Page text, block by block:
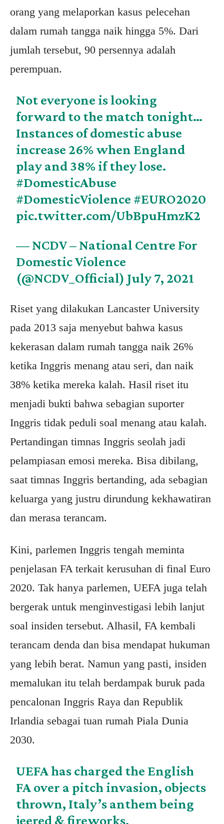
orang yang melaporkan kasus pelecehan
dalam rumah tangga naik hingga 5%. Dari
jumlah tersebut, 90 persennya adalah
perempuan.
Not everyone is looking
forward to the match tonight…
Instances of domestic abuse
increase 26% when England
play and 38% if they lose.
#DomesticAbuse
#DomesticViolence #EURO2020
pic.twitter.com/UbBpuHmzK2
— NCDV – National Centre For
Domestic Violence
(@NCDV_Official) July 7, 2021
Riset yang dilakukan Lancaster University
pada 2013 saja menyebut bahwa kasus
kekerasan dalam rumah tangga naik 26%
ketika Inggris menang atau seri, dan naik
38% ketika mereka kalah. Hasil riset itu
menjadi bukti bahwa sebagian suporter
Inggris tidak peduli soal menang atau kalah.
Pertandingan timnas Inggris seolah jadi
pelampiasan emosi mereka. Bisa dibilang,
saat timnas Inggris bertanding, ada sebagian
keluarga yang justru dirundung kekhawatiran
dan merasa terancam.
Kini, parlemen Inggris tengah meminta
penjelasan FA terkait kerusuhan di final Euro
2020. Tak hanya parlemen, UEFA juga telah
bergerak untuk menginvestigasi lebih lanjut
soal insiden tersebut. Alhasil, FA kembali
terancam denda dan bisa mendapat hukuman
yang lebih berat. Namun yang pasti, insiden
memalukan itu telah berdampak buruk pada
pencalonan Inggris Raya dan Republik
Irlandia sebagai tuan rumah Piala Dunia
2030.
UEFA has charged the English
FA over a pitch invasion, objects
thrown, Italy’s anthem being
jeered & fireworks.